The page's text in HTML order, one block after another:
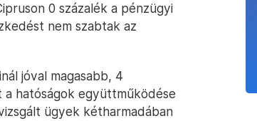
0 százalék a pénzügyi
nem szabtak az
jóval magasabb, 4
hatóságok együttműködése
ügyek kétharmadában